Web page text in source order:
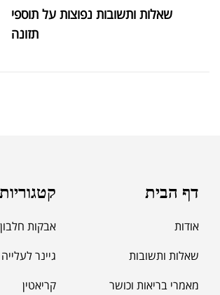
שאלות ותשובות נפוצות על תוספי
תזונה
דף הבית
אודות
שאלות ותשובות
מאמרי בריאות וכושר
אבקות חלבון
גיינר
קריאטין